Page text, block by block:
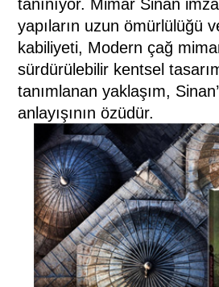
tanınıyor. Mimar Sinan
yapıların uzun ömürlülüğü
kabiliyeti, Modern çağ
sürdürülebilir kentsel
tanımlanan yaklaşım,
anlayışının özüdür.